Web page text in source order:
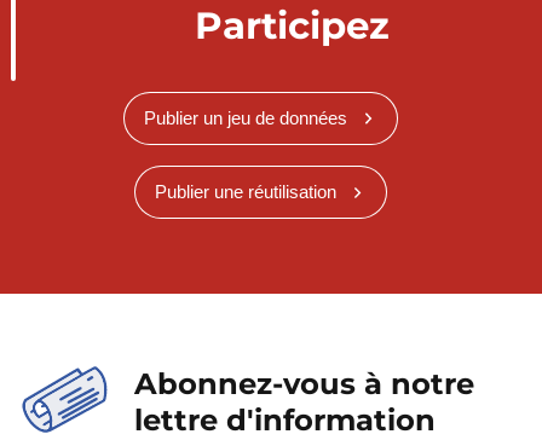
Participez
Publier un jeu de données
Publier une réutilisation
Abonnez-vous à notre
lettre d'information